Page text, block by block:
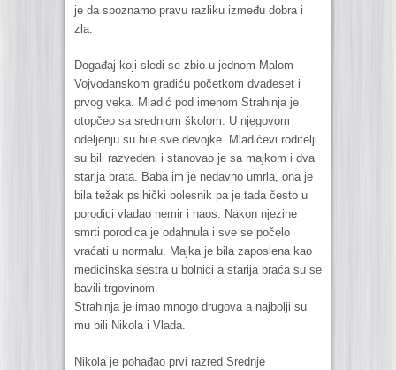
je da spoznamo pravu razliku između dobra i
zla.
Događaj koji sledi se zbio u jednom Malom
Vojvođanskom gradiću početkom dvadeset i
prvog veka. Mladić pod imenom Strahinja je
otopčeo sa srednjom školom. U njegovom
odeljenju su bile sve devojke. Mladićevi roditelji
su bili razvedeni i stanovao je sa majkom i dva
starija brata. Baba im je nedavno umrla, ona je
bila težak psihički bolesnik pa je tada često u
porodici vladao nemir i haos. Nakon njezine
smrti porodica je odahnula i sve se počelo
vraćati u normalu. Majka je bila zaposlena kao
medicinska sestra u bolnici a starija braća su se
bavili trgovinom.
Strahinja je imao mnogo drugova a najbolji su
mu bili Nikola i Vlada.
Nikola je pohađao prvi razred Srednje